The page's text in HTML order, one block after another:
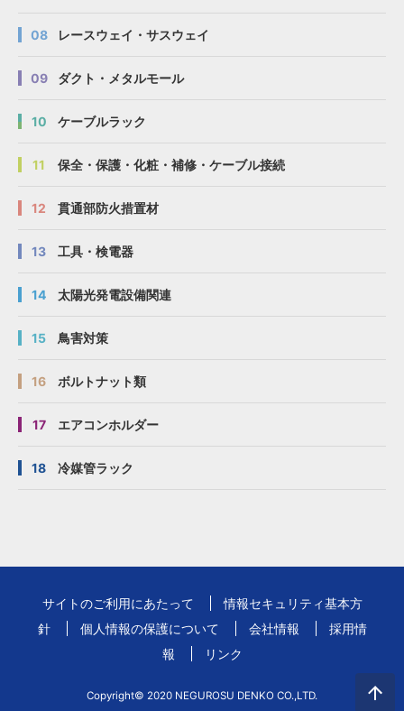
08 レースウェイ・サスウェイ
09 ダクト・メタルモール
10 ケーブルラック
11 保全・保護・化粧・補修・ケーブル接続
12 貫通部防火措置材
13 工具・検電器
14 太陽光発電設備関連
15 鳥害対策
16 ボルトナット類
17 エアコンホルダー
18 冷媒管ラック
サイトのご利用にあたって
情報セキュリティ基本方
針
個人情報の保護について 会社情報
採用情
報
リンク
Copyright© 2020 NEGUROSU DENKO CO.,LTD.